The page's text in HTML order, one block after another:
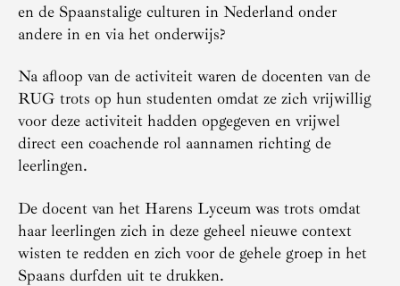
en de Spaanstalige culturen in Nederland onder
andere in en via het onderwijs?
Na afloop van de activiteit waren de docenten van de
RUG trots op hun studenten omdat ze zich vrijwillig
voor deze activiteit hadden opgegeven en vrijwel
direct een coachende rol aannamen richting de
leerlingen.
De docent van het Harens Lyceum was trots omdat
haar leerlingen zich in deze geheel nieuwe context
wisten te redden en zich voor de gehele groep in het
Spaans durfden uit te drukken.